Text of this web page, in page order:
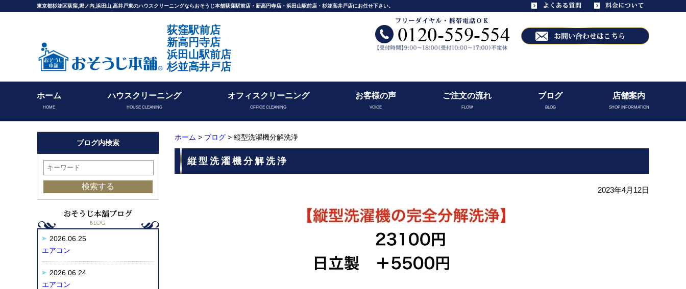
東京都杉並区荻窪,堀ノ内,浜田山,高井戸東のハウスクリーニングならおそうじ本舗荻窪駅前店・新高円寺店・浜田山駅前店・杉並高井戸店にお任せ下さい。
荻窪駅前店
新高円寺店
浜田山駅前店
杉並高井戸店
ホーム
HOME
ハウスクリーニング
HOUSE CLEANING
オフィスクリーニング
OFFICE CLEANING
お客様の声
VOICE
ご注文の流れ
FLOW
ブログ
BLOG
店舗案内
SHOP INFORMATION
ホーム > ブログ > 縦型洗濯機分解洗浄
縦型洗濯機分解洗浄
2023年4月12日
ブログ内検索
2026.06.25
エアコン
2026.06.24
エアコン